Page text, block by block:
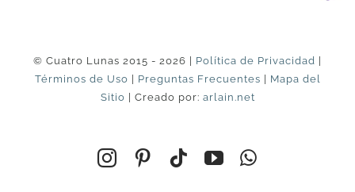
© Cuatro Lunas 2015 - 2026 | Política de Privacidad
Términos de Uso
Preguntas Frecuentes
Mapa del
Sitio | Creado por: arlain.net